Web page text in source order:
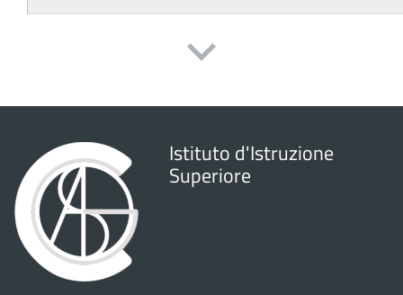
Istituto d'Istruzione
Superiore